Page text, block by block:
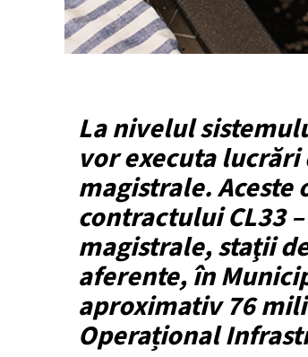
La nivelul
vor executa
magistrale.
contractului CL33
magistrale, staţii
aferente, în
aproximativ 76
Operațional